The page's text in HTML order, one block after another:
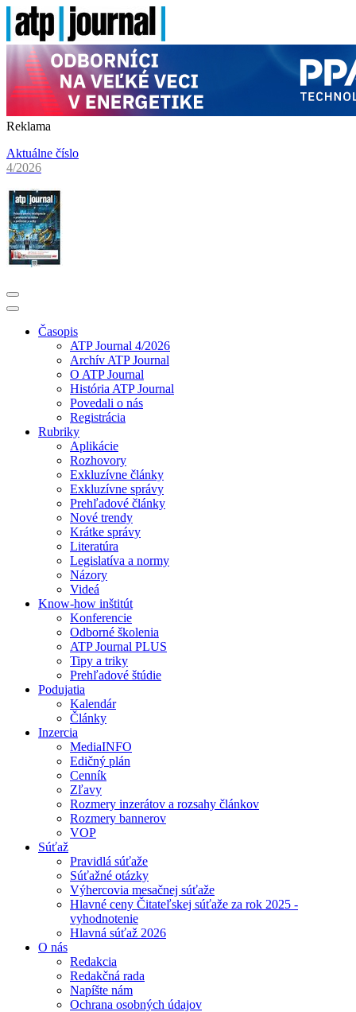
Reklama
Aktuálne číslo
4/2026
Časopis
ATP Journal 4/2026
Archív ATP Journal
O ATP Journal
História ATP Journal
Povedali o nás
Registrácia
Rubriky
Aplikácie
Rozhovory
Exkluzívne články
Exkluzívne správy
Prehľadové články
Nové trendy
Krátke správy
Literatúra
Legislatíva a normy
Názory
Videá
Know-how inštitút
Konferencie
Odborné školenia
ATP Journal PLUS
Tipy a triky
Prehľadové štúdie
Podujatia
Kalendár
Články
Inzercia
MediaINFO
Edičný plán
Cenník
Zľavy
Rozmery inzerátov a rozsahy článkov
Rozmery bannerov
VOP
Súťaž
Pravidlá súťaže
Súťažné otázky
Výhercovia mesačnej súťaže
Hlavné ceny Čitateľskej súťaže za rok 2025 -
vyhodnotenie
Hlavná súťaž 2026
O nás
Redakcia
Redakčná rada
Napíšte nám
Ochrana osobných údajov